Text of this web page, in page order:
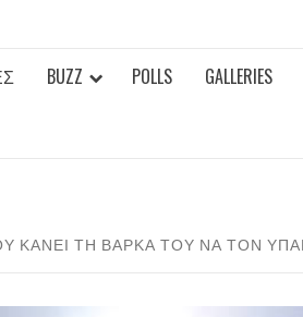
BUZZ POLLS GALLERIES
ΚΆΝΕΙ ΤΗ ΒΆΡΚΑ ΤΟΥ ΝΑ ΤΟΝ